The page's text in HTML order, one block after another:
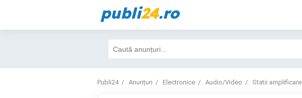
publi24.ro
Publi24 Anunțuri Electronice Audio/Video Statii amplificare